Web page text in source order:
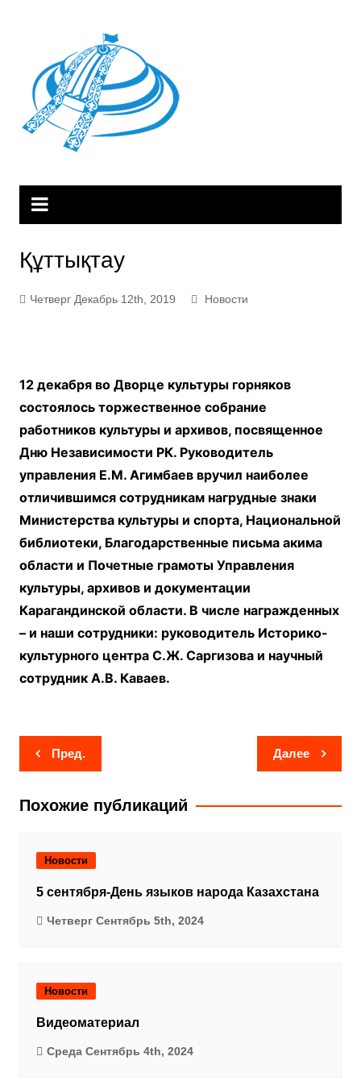
содержимому
Құттықтау
Четверг Декабрь 12th, 2019 Новости
12 декабря во Дворце культуры горняков
состоялось торжественное собрание
работников культуры и архивов, посвященное
Дню Независимости РК. Руководитель
управления Е.М. Агимбаев вручил наиболее
отличившимся сотрудникам нагрудные знаки
Министерства культуры и спорта, Национальной
библиотеки, Благодарственные письма акима
области и Почетные грамоты Управления
культуры, архивов и документации
Карагандинской области. В числе награжденных
– и наши сотрудники: руководитель Историко-
культурного центра С.Ж. Саргизова и научный
сотрудник А.В. Каваев.
Навигация
по
записям
Пред. Далее
Похожие публикаций
Новости
5 сентября-День языков народа Казахстана
Четверг Сентябрь 5th, 2024
Новости
Видеоматериал
Среда Сентябрь 4th, 2024